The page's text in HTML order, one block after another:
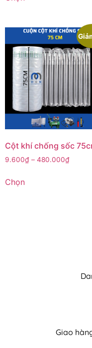
Cột khí chống sốc
9.600₫ – 480.000₫
Chọn
Giao